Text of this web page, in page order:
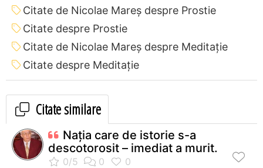
Citate de Nicolae Mareș despre Prostie
Citate despre Prostie
Citate de Nicolae Mareș despre Meditație
Citate despre Meditație
Citate similare
Nația care de istorie s-a
descotorosit – imediat a murit.